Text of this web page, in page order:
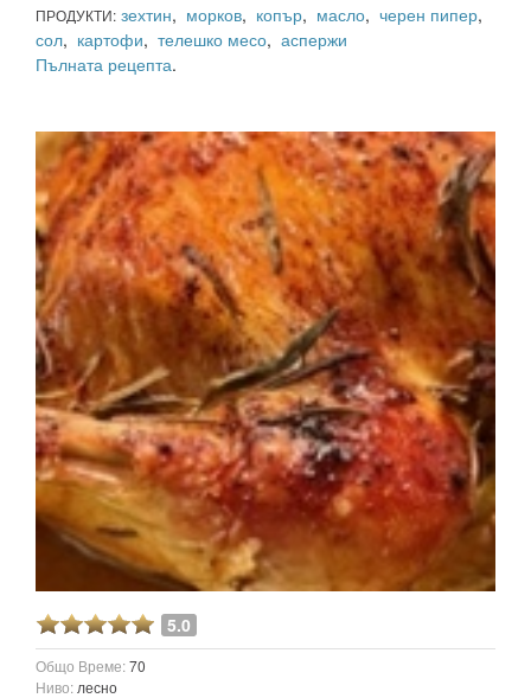
ПРОДУКТИ: зехтин, морков, копър, масло, черен пипер,
сол, картофи, телешко месо, аспержи
Пълната рецепта.
5.0
Общо Време:70
Ниво: лесно